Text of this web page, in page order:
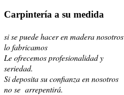
Carpintería a su medida
si se puede hacer en madera nosotros
lo fabricamos
Le ofrecemos profesionalidad y
seriedad.
Si deposita su confianza en nosotros
no se arrepentirá.